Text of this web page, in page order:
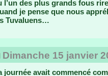
l’un des plus grands fous
je pense que nous
Tuvaluens…
Dimanche 15 janvier
journée avait commencé